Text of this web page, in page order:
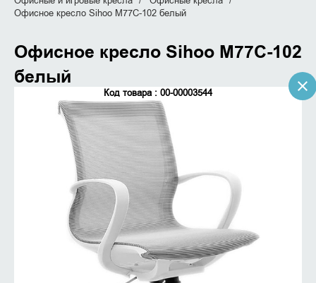
Офисное кресло Sihoo M77C-102 белый
Офисное кресло Sihoo M77C-102
белый
Код товара : 00-00003544